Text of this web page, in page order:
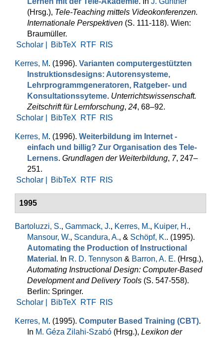
(Hrsg.), Tele-Teaching mittels Videokonferenzen.
Internationale Perspektiven (S. 111-118). Wien:
Braumüller.
Scholar |
BibTeX RTF RIS
Kerres, M. (1996). Varianten computergestützten
Instruktionsdesigns: Autoren­systeme,
Lehrprogrammgeneratoren, Ratgeber- und
Konsultations­syteme. Unterrichtswissenschaft.
Zeitschrift für Lern­for­schung, 24, 68–92.
Scholar |
BibTeX RTF RIS
Kerres, M. (1996). Weiterbildung im Internet -
einfach und billig? Zur Organisation des Tele-
Lernens. Grundlagen der Weiterbildung, 7, 247–
251.
Scholar |
BibTeX RTF RIS
1995
Bartoluzzi, S., Gammack, J., Kerres, M., Kuiper, H.,
Mansour, W., Scandura, A., & Schöpf, K.. (1995).
Automating the Production of Instructional
Material . In R. D. Tennyson & Barron, A. E. (Hrsg.),
Automating Instructional Design: Computer-Based
Development and Delivery Tools (S. 547-558).
Berlin: Springer.
Scholar |
BibTeX RTF RIS
Kerres, M. (1995). Computer Based Training (CBT).
In M. Géza Zilahi-Szabó (Hrsg.), Lexikon der